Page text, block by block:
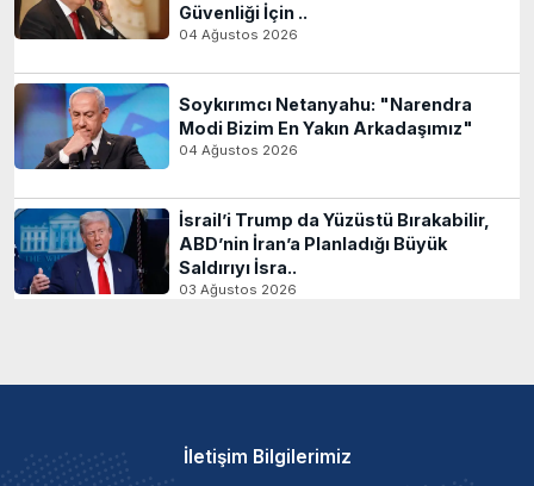
Güvenliği İçin ..
04 Ağustos 2026
Soykırımcı Netanyahu: "Narendra
Modi Bizim En Yakın Arkadaşımız"
04 Ağustos 2026
İsrail’i Trump da Yüzüstü Bırakabilir,
ABD’nin İran’a Planladığı Büyük
Saldırıyı İsra..
03 Ağustos 2026
İletişim Bilgilerimiz